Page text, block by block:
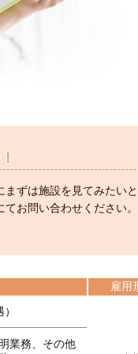
まずは施設を見てみたい
お問い合わせください。
雇用
業務、その他